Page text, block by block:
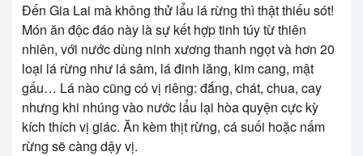
Đến Gia Lai mà không thử lẩu lá rừng thì thật thiếu sót!
Món ăn độc đáo này là sự kết hợp tinh túy từ thiên
nhiên, với nước dùng ninh xương thanh ngọt và hơn 20
loại lá rừng như lá sâm, lá đinh lăng, kim cang, mật
gấu… Lá nào cũng có vị riêng: đắng, chát, chua, cay
nhưng khi nhúng vào nước lẩu lại hòa quyện cực kỳ
kích thích vị giác. Ăn kèm thịt rừng, cá suối hoặc nấm
rừng sẽ càng dậy vị.